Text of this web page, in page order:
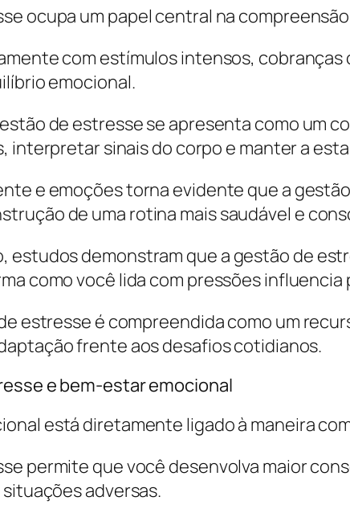
ocupa um papel central na
com estímulos intensos,
emocional.
de estresse se apresenta como um
interpretar sinais do corpo e manter a
e emoções torna evidente que a
de uma rotina mais saudável e
estudos demonstram que a gestão de
como você lida com pressões
estresse é compreendida como um
frente aos desafios cotidianos.
e bem-estar emocional
está diretamente ligado à maneira
permite que você desenvolva maior
adversas.